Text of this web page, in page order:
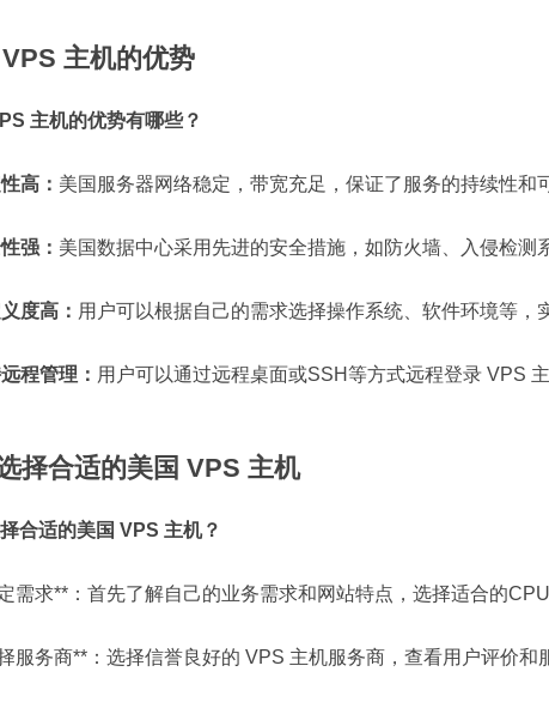
主机的优势
主机的优势有哪些？
高： 美国服务器网络稳定，带宽充足，保证了服务的持续性和
强： 美国数据中心采用先进的安全措施，如防火墙、入侵检测
度高： 用户可以根据自己的需求选择操作系统、软件环境等，
程管理： 用户可以通过远程桌面或SSH等方式远程登录 VPS
择合适的美国 VPS 主机
合适的美国 VPS 主机？
需求**：首先了解自己的业务需求和网站特点，选择适合的
服务商**：选择信誉良好的 VPS 主机服务商，查看用户评价和